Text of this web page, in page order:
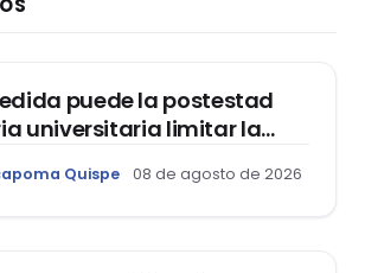
puede la postestad
universitaria limitar la
de los
Quispe 08 de agosto de 2026